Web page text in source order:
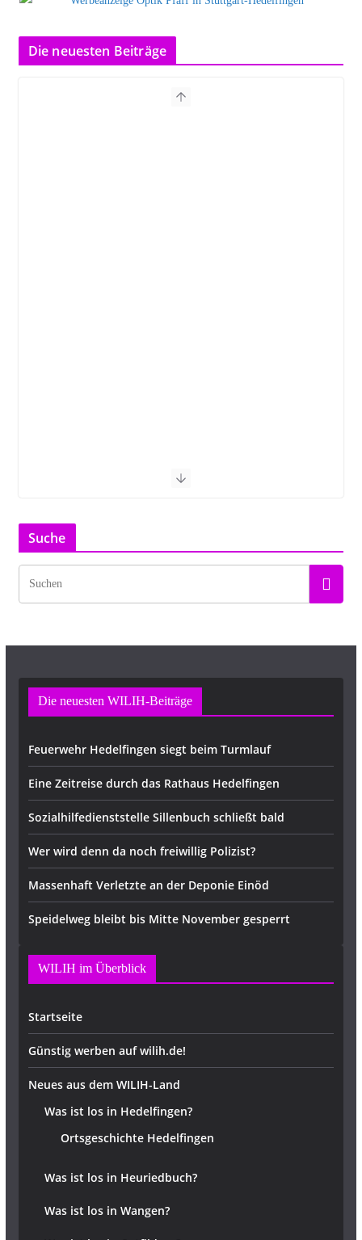
Die neuesten Beiträge
Suche
Die neuesten WILIH-Beiträge
Feuerwehr Hedelfingen siegt beim Turmlauf
Eine Zeitreise durch das Rathaus Hedelfingen
Sozialhilfedienststelle Sillenbuch schließt bald
Wer wird denn da noch freiwillig Polizist?
Massenhaft Verletzte an der Deponie Einöd
Speidelweg bleibt bis Mitte November gesperrt
WILIH im Überblick
Startseite
Günstig werben auf wilih.de!
Neues aus dem WILIH-Land
Was ist los in Hedelfingen?
Ortsgeschichte Hedelfingen
Was ist los in Heuriedbuch?
Was ist los in Wangen?